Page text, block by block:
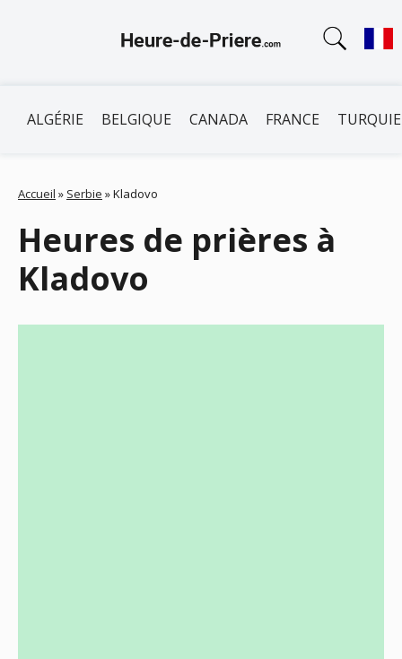
ALGÉRIE BELGIQUE CANADA FRANCE TURQUIE
Accueil » Serbie »Kladovo
Heures de prières à
Kladovo